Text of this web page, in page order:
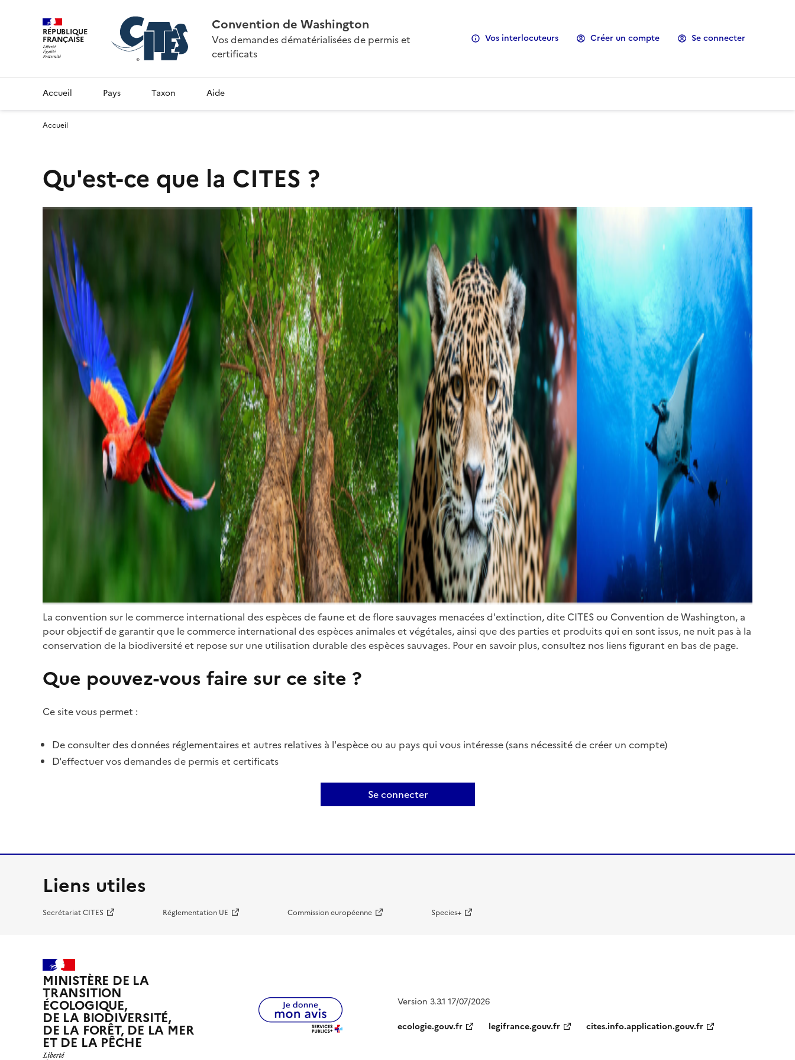
RÉPUBLIQUE
FRANÇAISE
Convention de Washington
Vos demandes dématérialisées de permis et
certificats
Vos interlocuteurs Créer un compte Se connecter
Accueil Pays Taxon Aide
Accueil
Qu'est-ce que la CITES ?
La convention sur le commerce international des espèces de faune et de flore sauvages menacées d'extinction, dite CITES ou Convention de Washington, a
pour objectif de garantir que le commerce international des espèces animales et végétales, ainsi que des parties et produits qui en sont issus, ne nuit pas à la
conservation de la biodiversité et repose sur une utilisation durable des espèces sauvages. Pour en savoir plus, consultez nos liens figurant en bas de page.
Que pouvez-vous faire sur ce site ?
Ce site vous permet :
De consulter des données réglementaires et autres relatives à l'espèce ou au pays qui vous intéresse (sans nécessité de créer un compte)
D'effectuer vos demandes de permis et certificats
Se connecter
Liens utiles
Secrétariat CITES Réglementation UE Commission européenne Species+
MINISTÈRE DE LA
TRANSITION
ÉCOLOGIQUE,
DE LA BIODIVERSITÉ,
DE LA FORÊT, DE LA MER
ET DE LA PÊCHE
Version 3.3.1 17/07/2026
ecologie.gouv.fr
legifrance.gouv.fr cites.info.application.gouv.fr